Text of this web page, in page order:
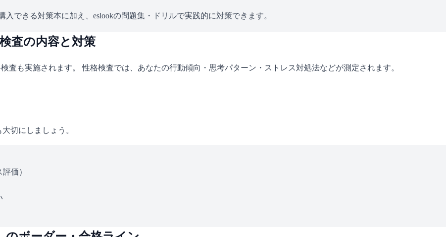
できる対策本に加え、eslookの問題集・ドリルで実践的に対策できます。
査の内容と対策
査も実施されます。 性格検査では、あなたの行動傾向・思考パターン・ストレス対処法などが測定されます。
切にしましょう。
価）